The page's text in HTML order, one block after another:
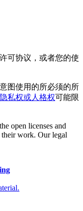
可协议，或者您的使
图使用的所必须的所
私权或人格权可能限
open licenses and
their work. Our legal